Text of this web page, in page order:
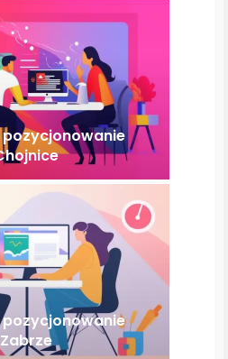
pozycjonowanie
pozycjonowanie
Zabrze